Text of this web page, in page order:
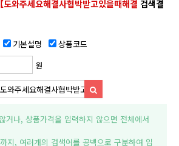
와주세요해결사협박받고있을때해결 검색결
기본설명
상품코드
원
거나, 상품가격을 입력하지 않으면 전체에서
지, 여러개의 검색어를 공백으로 구분하여 입